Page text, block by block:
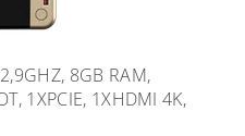
8GB RAM,
1XPCIE, 1XHDMI 4K,